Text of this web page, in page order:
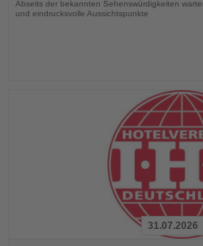
Abseits der bekannten Sehenswürdigkeiten
und eindrucksvolle Aussichtspunkte
31.07.2026